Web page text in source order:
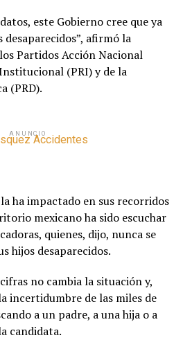
este Gobierno cree que ya
afirmó la
Partidos Acción Nacional
(PRI) y de la
(PRD).
ANUNCIO
ha impactado en sus recorridos
mexicano ha sido escuchar
quienes, dijo, nunca se
hijos desaparecidos.
no cambia la situación y,
incertidumbre de las miles de
a un padre, a una hija o a
candidata.